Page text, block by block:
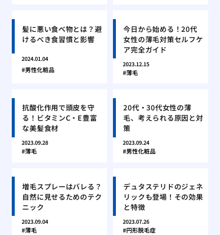
髪に悪い食べ物とは？避
けるべき食習慣と影響
2024.01.04
男性化粧品
今日から始める！20代
女性の薄毛対策セルフケ
ア完全ガイド
2023.12.15
薄毛
抗酸化作用で頭皮を守
る！ビタミンC・E豊富
な美髪食材
2023.09.28
薄毛
20代・30代女性の薄
毛、考えられる原因と対
策
2023.09.24
男性化粧品
増毛スプレーはバレる？
自然に見せるためのテク
ニック
2023.09.04
薄毛
デュタステリドのジェネ
リックも登場！その効果
と特徴
2023.07.26
円形脱毛症